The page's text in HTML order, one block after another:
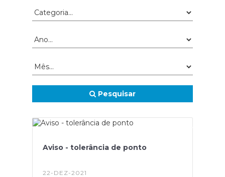
Pesquisar
Aviso - tolerância de ponto
22-DEZ-2021